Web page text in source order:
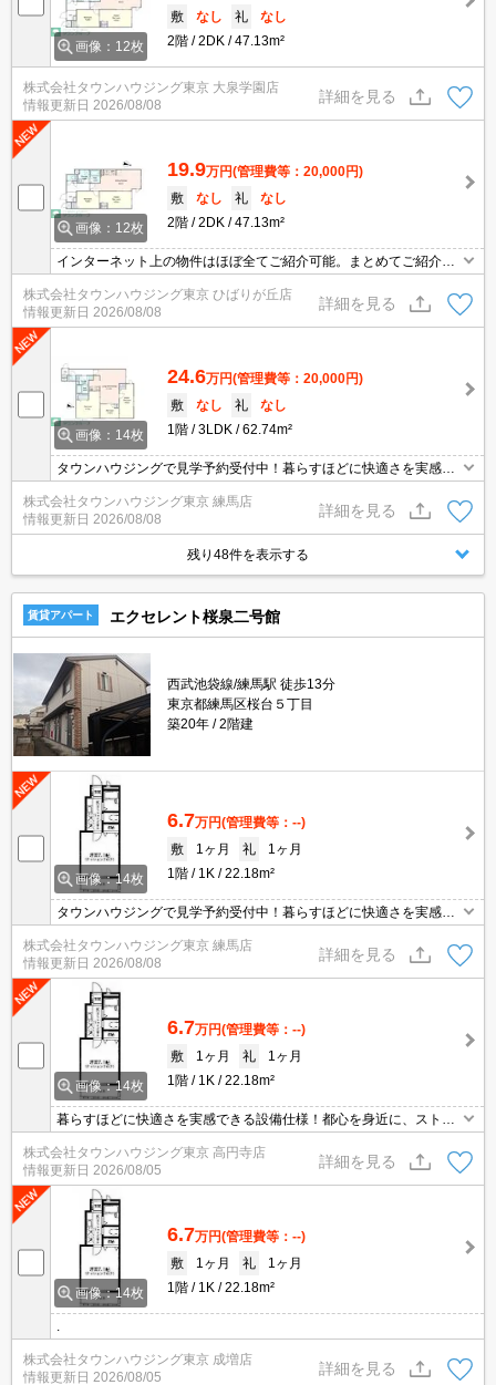
画像：12枚
敷
なし 礼
なし
2階
2DK 47.13m²
株式会社タウンハウジング東京 大泉学園店
情報更新日 2026/08/08
詳細を見る
画像：12枚
19.9万円(管理費等：20,000円)
敷
なし 礼
なし
2階
2DK 47.13m²
インターネット上の物件はほぼ全てご紹介可能。まとめてご紹介致
します。お気軽にお問合せください。お部屋探しは情報量地域ナン
バー1のタウンハウジングまで。
株式会社タウンハウジング東京 ひばりが丘店
情報更新日 2026/08/08
詳細を見る
画像：14枚
24.6万円(管理費等：20,000円)
敷
なし 礼
なし
1階
3LDK 62.74m²
タウンハウジングで見学予約受付中！暮らすほどに快適さを実感で
きる設備仕様！駅前商業施設の多さ！日常の買い物に便利！
株式会社タウンハウジング東京 練馬店
情報更新日 2026/08/08
詳細を見る
残り48件を表示する
賃貸アパート エクセレント桜泉二号館
西武池袋線/練馬駅 徒歩13分
東京都練馬区桜台５丁目
築20年
2階建
画像：14枚
6.7万円(管理費等：--)
敷
1ヶ月 礼
1ヶ月
1階
1K 22.18m²
タウンハウジングで見学予約受付中！暮らすほどに快適さを実感で
きる設備仕様！駅前商業施設の多さ！日常の買い物に便利！
株式会社タウンハウジング東京 練馬店
情報更新日 2026/08/08
詳細を見る
画像：14枚
6.7万円(管理費等：--)
敷
1ヶ月 礼
1ヶ月
1階
1K 22.18m²
暮らすほどに快適さを実感できる設備仕様！都心を身近に、ストレ
スフリーな暮らしを楽しむ！住むほどに愛着が深まる暮らしやすい
街！！
株式会社タウンハウジング東京 高円寺店
情報更新日 2026/08/05
詳細を見る
画像：14枚
6.7万円(管理費等：--)
敷
1ヶ月 礼
1ヶ月
1階
1K 22.18m²
株式会社タウンハウジング東京 成増店
情報更新日 2026/08/05
詳細を見る